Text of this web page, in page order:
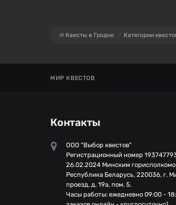
Квесты в Гродно Категории
МИР КВЕСТОВ
Контакты
ООО "Выбор квестов"
Регистрационный номер
26.02.2024 Минским
Республика Беларусь, 220036, г.
проезд, д. 19а, пом. 5.
Часы работы: ежедневно 09:00 -